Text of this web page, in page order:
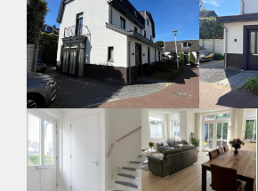
historie, de centrale ligging en optimale
bedrijvigheid, gezelligheid, het royale
vele faciliteiten bieden alle voorwaarden
wonen.
Bussum kenmerkt zich door de unieke
wonen nabij een stad (Amsterdam 20
minuten met de trein).
Alle voorzieningen van het dorp vindt u
van uw woning. Kortom, een geweldige